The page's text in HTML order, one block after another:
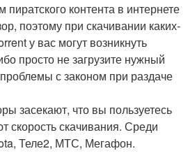
контента в интернете
поэтому при скачивании каких-
у вас могут возникнуть
просто не загрузите нужный
с законом при раздаче
засекают, что вы пользуетесь
скорость скачивания. Среди
Теле2, МТС, Мегафон.